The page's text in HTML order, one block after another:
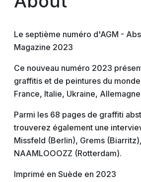
Le septième numéro d'AGM -
Magazine 2023
Ce nouveau numéro 2023
graffitis et de peintures du
France, Italie, Ukraine,
Parmi les 68 pages de graffiti
trouverez également une
Missfeld (Berlin), Grems
NAAMLOOOZZ (Rotterdam).
Imprimé en Suède en 2023